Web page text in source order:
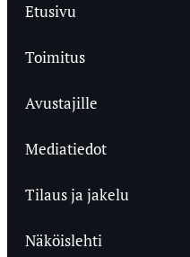
Etusivu
Toimitus
Avustajille
Mediatiedot
Tilaus ja jakelu
Näköislehti